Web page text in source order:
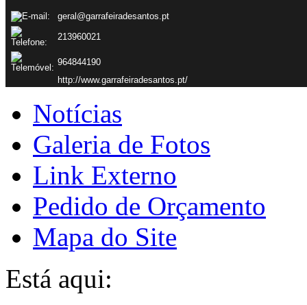
geral@garrafeiradesantos.pt
213960021
964844190
http://www.garrafeiradesantos.pt/
Notícias
Galeria de Fotos
Link Externo
Pedido de Orçamento
Mapa do Site
Está aqui: